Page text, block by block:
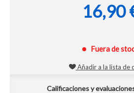
16,90
Fuera de
Añadir a la lista de
Calificaciones y